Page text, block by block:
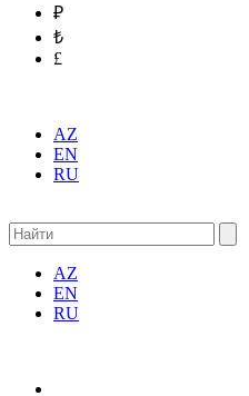
₽
₺
£
AZ
EN
RU
AZ
EN
RU